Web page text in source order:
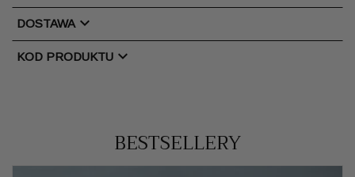
DOSTAWAchevron_right
KOD PRODUKTU chevron_right
BESTSELLERY